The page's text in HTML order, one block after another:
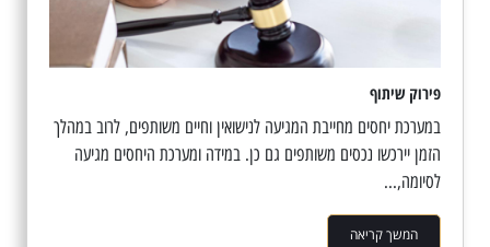
פירוק שיתוף
במערכת יחסים מחייבת המגיעה לנישואין וחיים משותפים, לרוב במהלך
הזמן יירכשו נכסים משותפים גם כן. במידה ומערכת היחסים מגיעה
לסיומה,...
המשך קריאה